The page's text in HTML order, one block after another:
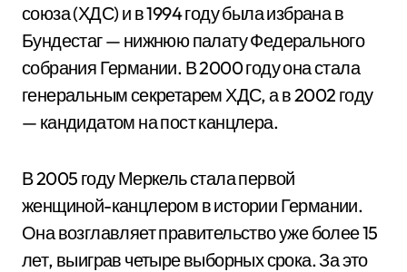
союза (ХДС) и в 1994 году была избрана в
Бундестаг — нижнюю палату Федерального
собрания Германии. В 2000 году она стала
генеральным секретарем ХДС, а в 2002 году
— кандидатом на пост канцлера.
В 2005 году Меркель стала первой
женщиной-канцлером в истории Германии.
Она возглавляет правительство уже более 15
лет, выиграв четыре выборных срока. За это